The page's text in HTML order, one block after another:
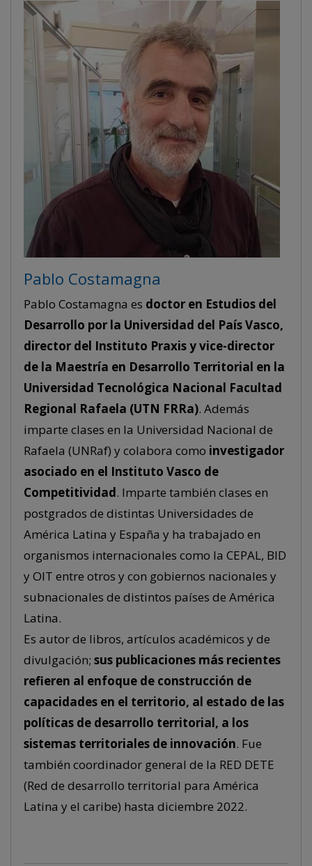
Pablo Costamagna
Pablo Costamagna es doctor en Estudios del
Desarrollo por la Universidad del País Vasco,
director del Instituto Praxis y vice-director
de la Maestría en Desarrollo Territorial en la
Universidad Tecnológica Nacional Facultad
Regional Rafaela (UTN FRRa). Además
imparte clases en la Universidad Nacional de
Rafaela (UNRaf) y colabora como investigador
asociado en el Instituto Vasco de
Competitividad. Imparte también clases en
postgrados de distintas Universidades de
América Latina y España y ha trabajado en
organismos internacionales como la CEPAL, BID
y OIT entre otros y con gobiernos nacionales y
subnacionales de distintos países de América
Latina.
Es autor de libros, artículos académicos y de
divulgación; sus publicaciones más recientes
refieren al enfoque de construcción de
capacidades en el territorio, al estado de las
políticas de desarrollo territorial, a los
sistemas territoriales de innovación. Fue
también coordinador general de la RED DETE
(Red de desarrollo territorial para América
Latina y el caribe) hasta diciembre 2022.